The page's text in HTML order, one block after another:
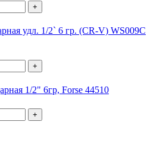
+
удл. 1/2` 6 гр. (CR-V) WS009C
+
1/2" 6гр, Forse 44510
+